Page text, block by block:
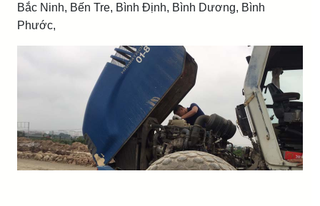
Bắc Ninh, Bến Tre, Bình Định, Bình Dương, Bình
Phước,